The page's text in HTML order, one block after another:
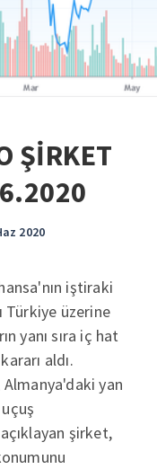
ŞİRKET
2020
iştiraki
Türkiye üzerine
yanı sıra iç hat
aldı.
yan
şirket,